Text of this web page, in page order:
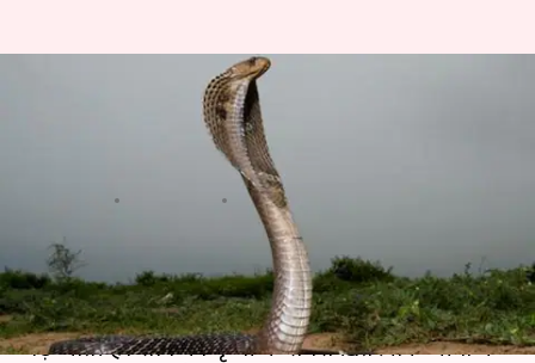
ये हैं दुनिया के पांच सबसे ज़हरीले
सांप, इनका काटा पानी भी नहीं
08:29 pm
क्या है खबर?
अक्सर सांप का नाम सुनते ही लोगों के दिल की धड़कन
बढ़ जाती है। सांप को पृथ्वी के सबसे ख़तरनाक जीवों में